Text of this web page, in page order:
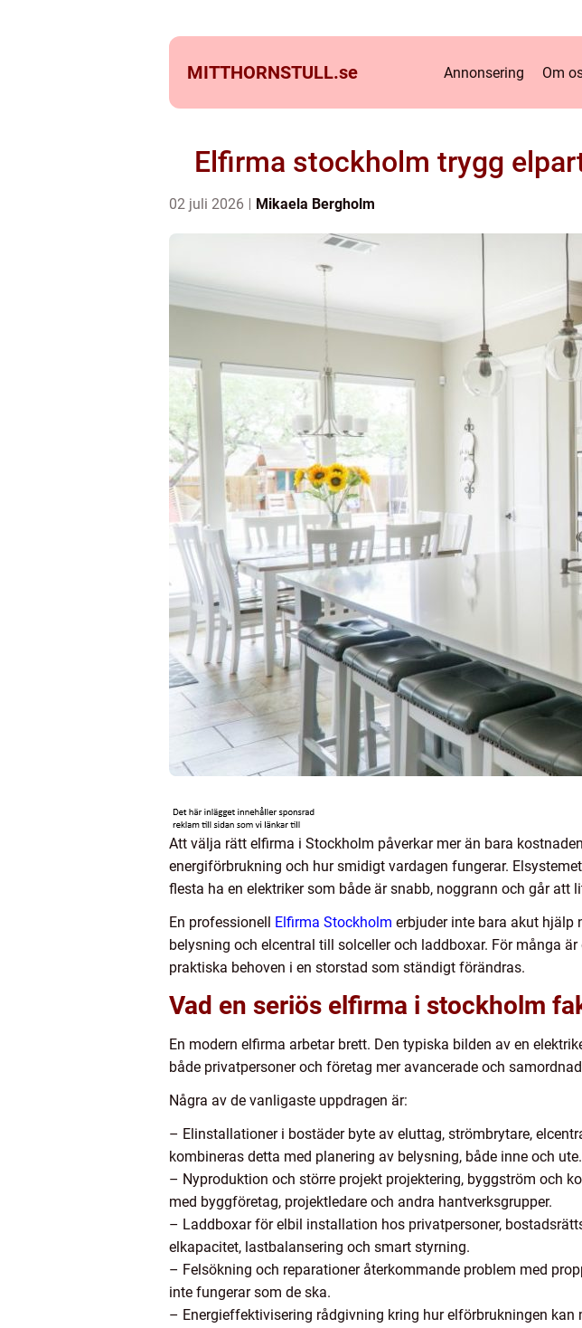
MITTHORNSTULL.se Annonsering Om
Elfirma stockholm trygg
02 juli 2026 Mikaela Bergholm
Att välja rätt elfirma i Stockholm påverkar mer än bara
energiförbrukning och hur smidigt vardagen fungerar.
flesta ha en elektriker som både är snabb, noggrann och går att
En professionell Elfirma Stockholm erbjuder inte bara akut hjälp
belysning och elcentral till solceller och laddboxar. För många
praktiska behoven i en storstad som ständigt förändras.
Vad en seriös elfirma i stockholm
En modern elfirma arbetar brett. Den typiska bilden av en
både privatpersoner och företag mer avancerade och
Några av de vanligaste uppdragen är:
– Elinstallationer i bostäder byte av eluttag, strömbrytare,
kombineras detta med planering av belysning, både inne och ute.
– Nyproduktion och större projekt projektering, byggström och
med byggföretag, projektledare och andra hantverksgrupper.
– Laddboxar för elbil installation hos privatpersoner,
elkapacitet, lastbalansering och smart styrning.
– Felsökning och reparationer återkommande problem med
inte fungerar som de ska.
– Energieffektivisering rådgivning kring hur elförbrukningen